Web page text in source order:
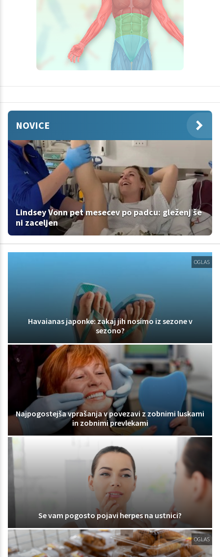
NOVICE
Lindsey Vonn pet mesecev po padcu: gleženj še
ni zaceljen
OGLAS
Havaianas japonke: zakaj jih nosimo iz sezone v
sezono?
Najpogostejša vprašanja v povezavi z zobnimi luskami
in zobnimi prevlekami
Se vam pogosto pojavi herpes na ustnici?
OGLAS